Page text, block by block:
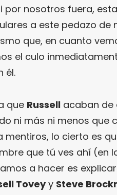
por nosotros fuera,
a este pedazo de
que, en cuanto
el culo
él.
que Russell acaban de
ni más ni menos que
mentiros, lo cierto es
que tú ves ahí (en
a hacer es
Toveyy Steve